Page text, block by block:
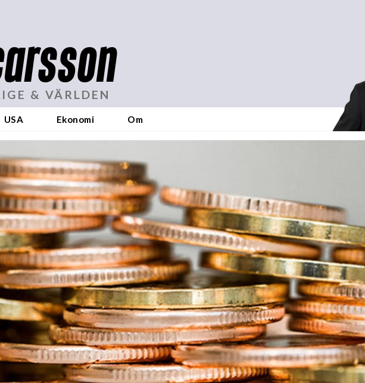
& VÄRLDEN
USA Ekonomi Om